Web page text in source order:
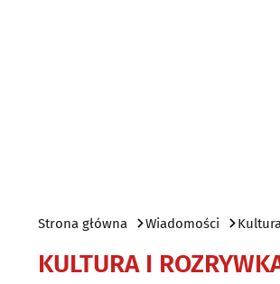
Strona główna Wiadomości
KULTURA I